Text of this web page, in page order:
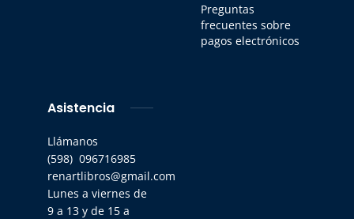
Preguntas
frecuentes sobre
pagos electrónicos
Asistencia
Llámanos
(598) 096716985
renartlibros@gmail.com
Lunes a viernes de
9 a 13 y de 15 a